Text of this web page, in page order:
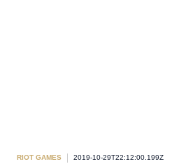
RIOT GAMES 2019-10-29T22:12:00.199Z